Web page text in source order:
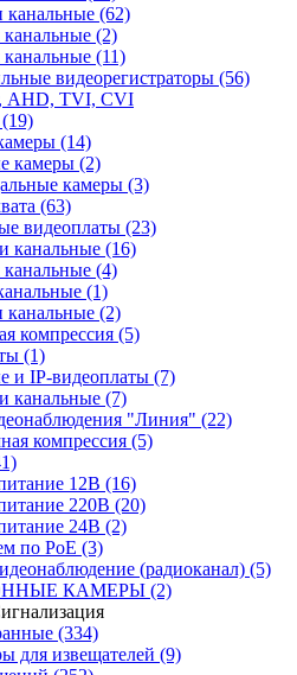
канальные (62)
канальные (2)
канальные (11)
видеорегистраторы (56)
AHD, TVI, CVI
(19)
(14)
камеры (2)
камеры (3)
(63)
видеоплаты (23)
канальные (16)
канальные (4)
(1)
канальные (2)
компрессия (5)
(1)
и IP-видеоплаты (7)
канальные (7)
"Линия" (22)
компрессия (5)
12В (16)
220В (20)
24В (2)
по PoE (3)
(радиоканал) (5)
КАМЕРЫ (2)
(334)
для извещателей (9)